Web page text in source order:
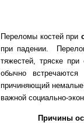
Переломы костей при
при падении.
тяжестей, тряске
обычно встречаются
причиняющий немалые
важной социально-
Причины